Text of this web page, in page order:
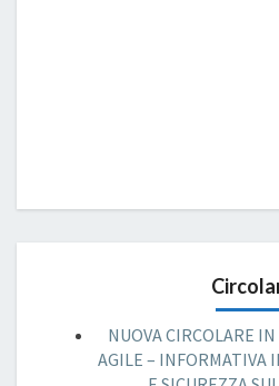
NUOVA CIRCOLARE
AGILE – INFORMATIVA